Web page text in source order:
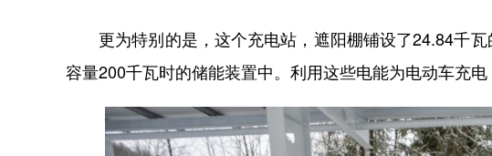
更为特别的是，这个充电站，遮阳棚铺设了24.84千瓦
容量200千瓦时的储能装置中。利用这些电能为电动车充电